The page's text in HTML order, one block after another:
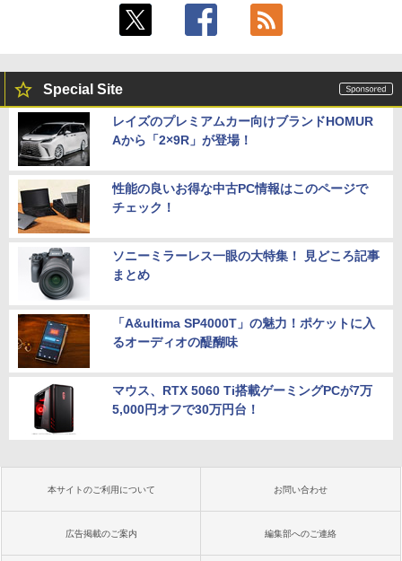
Special Site
レイズのプレミアムカー向けブランドHOMUR
Aから「2×9R」が登場！
性能の良いお得な中古PC情報はこのページで
チェック！
ソニーミラーレス一眼の大特集！ 見どころ記事
まとめ
「A&ultima SP4000T」の魅力！ポケットに入
るオーディオの醍醐味
マウス、RTX 5060 Ti搭載ゲーミングPCが7万
5,000円オフで30万円台！
本サイトのご利用について お問い合わせ
広告掲載のご案内 編集部へのご連絡